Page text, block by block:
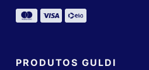
PRODUTOS GULDI